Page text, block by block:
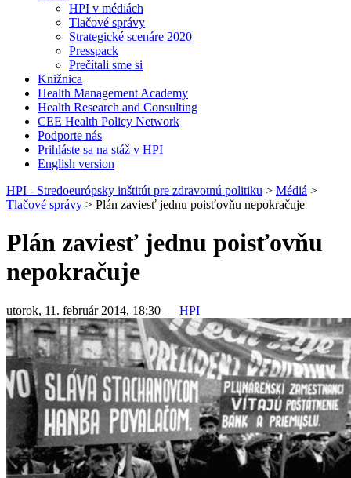
HPI v médiách
Tlačové správy
Strategické scenáre 2020
Presspack
Prečítali sme si
Knižnica
Health Management Academy
Health Research and Consulting
CEE Health Policy Network
Podporte nás
Prihláste sa na stáž v HPI
English version
HPI - Stredoeurópsky inštitút pre zdravotnú politiku > Médiá >
Tlačové správy > Plán zaviesť jednu poisťovňu nepokračuje
Plán zaviesť jednu poisťovňu
nepokračuje
utorok, 11. február 2014, 18:30 — HPI